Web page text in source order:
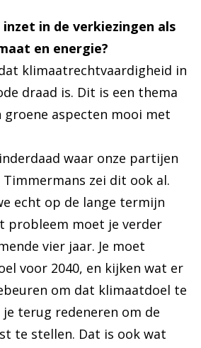
in de verkiezingen als
en energie?
klimaatrechtvaardigheid in
draad is. Dit is een thema
groene aspecten mooi met
waar onze partijen
Timmermans zei dit ook al.
echt op de lange termijn
probleem moet je verder
vier jaar. Je moet
voor 2040, en kijken wat er
om dat klimaatdoel te
je terug redeneren om de
te stellen. Dat is ook wat